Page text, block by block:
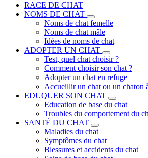
RACE DE CHAT
NOMS DE CHAT
Noms de chat femelle
Noms de chat mâle
Idées de noms de chat
ADOPTER UN CHAT
Test, quel chat choisir ?
Comment choisir son chat ?
Adopter un chat en refuge
Accueillir un chat ou un chaton
EDUQUER SON CHAT
Education de base du chat
Troubles du comportement du
SANTÉ DU CHAT
Maladies du chat
Symptômes du chat
Blessures et accidents du chat